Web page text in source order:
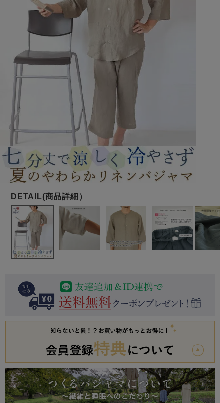
メンズパジャマ
春 夏 秋
ガールズパジャマ
春 夏 冬
サッカー/ちぢみ 楊
柳
ニット/ストレッチ
柄物
売れ筋ランキング
すべての生地一覧はこちら
体型別におすすめパジ
インナーウェア
売れ筋ランキング
- Item Ranking -
- New Arrival -
目的別でさがす一覧はこちら
胸がすけない
上着単品
ズボン単品
すべてのメン
ズ
パジャマ
長袖 半袖 七分袖
前開き かぶり スリーパー
作務衣
ーブ
上着単品
ズボン単品
会社概要
SDGsの取り組み